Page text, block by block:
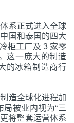
系正式进入全球
国和泰国的四大
柜工厂及 3 家零
这一庞大的制造
的冰箱制造商行
造全球化进程加
局被业内视为“三
将整套运营体系